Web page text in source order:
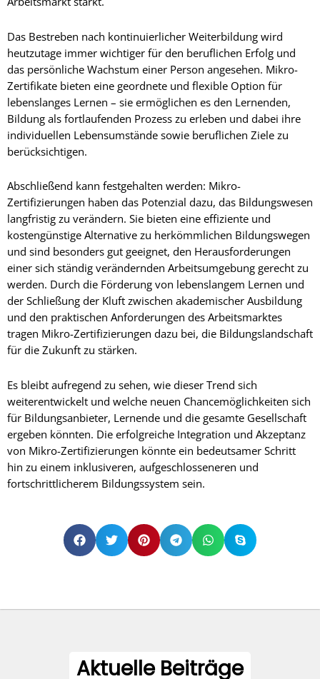
Das Bestreben nach kontinuierlicher Weiterbildung wird
heutzutage immer wichtiger für den beruflichen Erfolg und
das persönliche Wachstum einer Person angesehen. Mikro-
Zertifikate bieten eine geordnete und flexible Option für
lebenslanges Lernen – sie ermöglichen es den Lernenden,
Bildung als fortlaufenden Prozess zu erleben und dabei ihre
individuellen Lebensumstände sowie beruflichen Ziele zu
berücksichtigen.
Abschließend kann festgehalten werden: Mikro-
Zertifizierungen haben das Potenzial dazu, das Bildungswesen
langfristig zu verändern. Sie bieten eine effiziente und
kostengünstige Alternative zu herkömmlichen Bildungswegen
und sind besonders gut geeignet, den Herausforderungen
einer sich ständig verändernden Arbeitsumgebung gerecht zu
werden. Durch die Förderung von lebenslangem Lernen und
der Schließung der Kluft zwischen akademischer Ausbildung
und den praktischen Anforderungen des Arbeitsmarktes
tragen Mikro-Zertifizierungen dazu bei, die Bildungslandschaft
für die Zukunft zu stärken.
Es bleibt aufregend zu sehen, wie dieser Trend sich
weiterentwickelt und welche neuen Chancemöglichkeiten sich
für Bildungsanbieter, Lernende und die gesamte Gesellschaft
ergeben könnten. Die erfolgreiche Integration und Akzeptanz
von Mikro-Zertifizierungen könnte ein bedeutsamer Schritt
hin zu einem inklusiveren, aufgeschlosseneren und
fortschrittlicherem Bildungssystem sein.
Aktuelle Beiträge